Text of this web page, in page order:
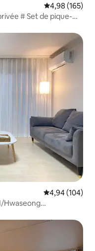
Évaluation
4,98 (165)
# Set de pique-
supérette # Bagages
Évaluation
4,94 (104)
Hwaseong